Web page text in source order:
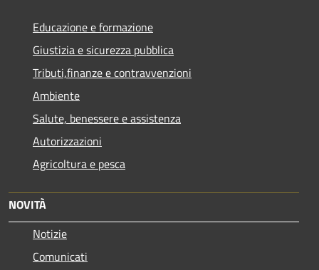
Educazione e formazione
Giustizia e sicurezza pubblica
Tributi,finanze e contravvenzioni
Ambiente
Salute, benessere e assistenza
Autorizzazioni
Agricoltura e pesca
NOVITÀ
Notizie
Comunicati